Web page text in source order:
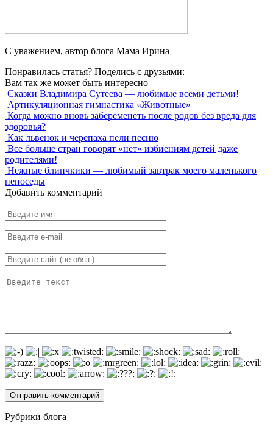
С уважением, автор блога Мама Ирина
Понравилась статья? Поделись с друзьями:
Вам так же может быть интересно
Сказки Владимира Сутеева — любимые всеми детьми!
Артикуляционная гимнастика «Животные»
Когда можно вновь забеременеть после родов без вреда для
здоровья?
Как львенок и черепаха пели песню
Все больше стран говорят «нет» избиениям детей даже
родителями!
Нежные блинчкики — любимый завтрак моего маленького
непоседы
Добавить комментарий
Рубрики блога